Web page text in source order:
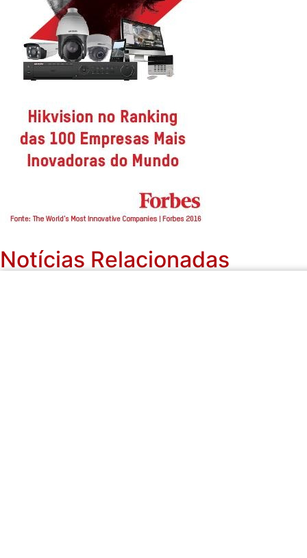
Notícias Relacionadas